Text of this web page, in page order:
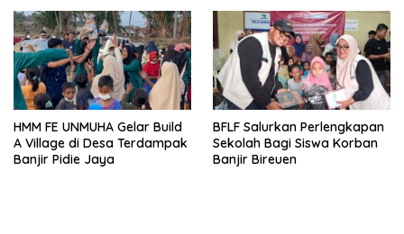
HMM FE UNMUHA Gelar Build
A Village di Desa Terdampak
Banjir Pidie Jaya
BFLF Salurkan Perlengkapan
Sekolah Bagi Siswa Korban
Banjir Bireuen